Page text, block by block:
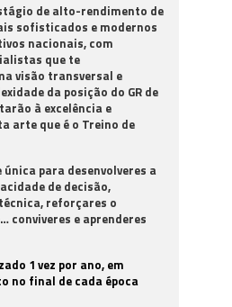
de alto-rendimento de
sofisticados e modernos
nacionais, com
que te
visão transversal e
da posição do GR de
à excelência e
arte que é o Treino de
para desenvolveres a
de decisão,
reforçares o
conviveres e aprenderes
1 vez por ano, em
no final de cada época